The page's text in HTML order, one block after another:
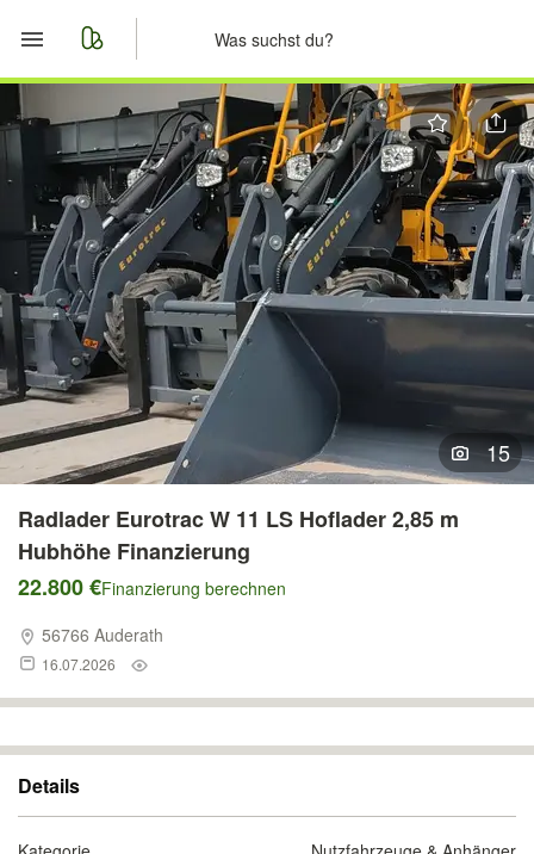
Start
Merkliste
Nachrichten
Anzeige aufgeben
15
Radlader Eurotrac W 11 LS Hoflader 2,85 m
Hubhöhe Finanzierung
22.800 €Finanzierung berechnen
56766 Auderath
16.07.2026
Details